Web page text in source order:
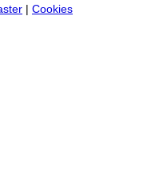
Cookies